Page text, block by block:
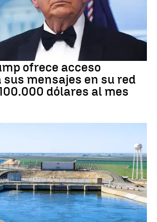
ofrece acceso
mensajes en su red
dólares al mes